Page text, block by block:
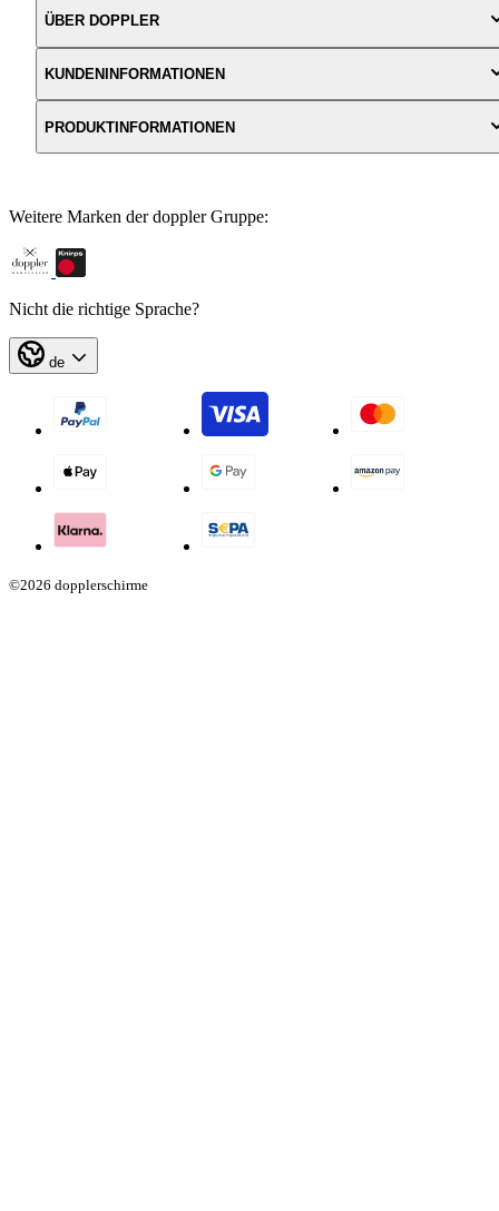
ÜBER DOPPLER
KUNDENINFORMATIONEN
PRODUKTINFORMATIONEN
Weitere Marken der doppler Gruppe:
Nicht die richtige Sprache?
de
©2026 dopplerschirme